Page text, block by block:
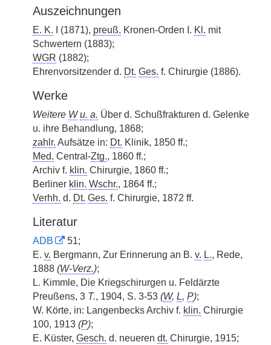
Auszeichnungen
E. K. I (1871), preuß. Kronen-Orden I. Kl. mit
Schwertern (1883);
WGR (1882);
Ehrenvorsitzender d. Dt. Ges. f. Chirurgie (1886).
Werke
Weitere W u. a. Über d. Schußfrakturen d. Gelenke
u. ihre Behandlung, 1868;
zahlr. Aufsätze in: Dt. Klinik, 1850 ff.;
Med. Central-Ztg., 1860 ff.;
Archiv f. klin. Chirurgie, 1860 ff.;
Berliner klin. Wschr., 1864 ff.;
Verhh. d. Dt. Ges. f. Chirurgie, 1872 ff.
Literatur
ADB
51;
E. v. Bergmann, Zur Erinnerung an B. v. L., Rede,
1888 (W-Verz.);
L. Kimmle, Die Kriegschirurgen u. Feldärzte
Preußens, 3 T., 1904, S. 3-53 (W, L, P);
W. Körte, in: Langenbecks Archiv f. klin. Chirurgie
100, 1913 (P);
E. Küster, Gesch. d. neueren dt. Chirurgie, 1915;